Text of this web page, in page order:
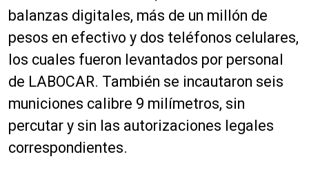
balanzas digitales, más de un millón de
pesos en efectivo y dos teléfonos celulares,
los cuales fueron levantados por personal
de LABOCAR. También se incautaron seis
municiones calibre 9 milímetros, sin
percutar y sin las autorizaciones legales
correspondientes.